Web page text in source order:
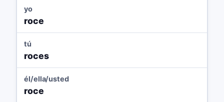
yo
roce
tú
roces
él/ella/usted
roce